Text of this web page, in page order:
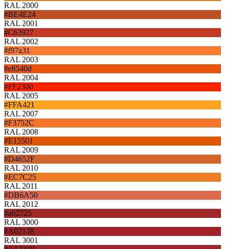
RAL 2000
#BE4E24
RAL 2001
#C63927
RAL 2002
#f97a31
RAL 2003
#e8540d
RAL 2004
#FF2300
RAL 2005
#FFA421
RAL 2007
#F3752C
RAL 2008
#E15501
RAL 2009
#D4652F
RAL 2010
#EC7C25
RAL 2011
#DB6A50
RAL 2012
#a02725
RAL 3000
#A02128
RAL 3001